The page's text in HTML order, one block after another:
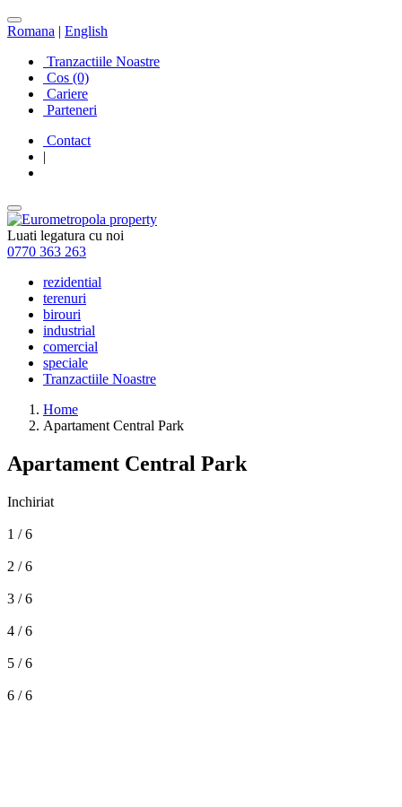
Romana | English
Tranzactiile Noastre
Cos (0)
Cariere
Parteneri
Contact
|
Luati legatura cu noi
0770 363 263
rezidential
terenuri
birouri
industrial
comercial
speciale
Tranzactiile Noastre
Home
Apartament Central Park
Apartament Central Park
Inchiriat
1 / 6
2 / 6
3 / 6
4 / 6
5 / 6
6 / 6